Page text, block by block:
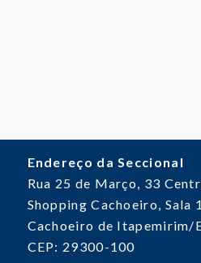
Endereço da Seccional
Rua 25 de Março, 33
Shopping Cachoeiro, Sala
Cachoeiro de Itapemirim/
CEP: 29300-100